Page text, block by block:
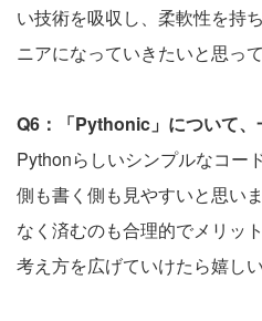
い技術を吸収し、柔軟性を持
ニアになっていきたいと思って
Q6：「Pythonic」について、
Pythonらしいシンプルなコー
側も書く側も見やすいと思い
なく済むのも合理的でメリッ
考え方を広げていけたら嬉しい